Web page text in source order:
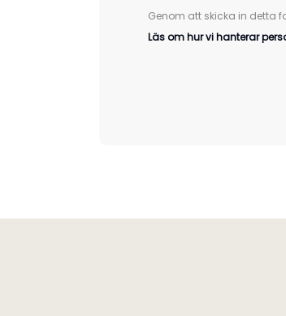
Genom att skicka in detta
Läs om hur vi hanterar